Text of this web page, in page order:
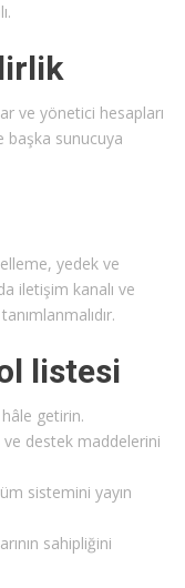
ve yönetici hesapları
başka sunucuya
yedek ve
iletişim kanalı ve
listesi
getirin.
destek maddelerini
sistemini yayın
sahipliğini